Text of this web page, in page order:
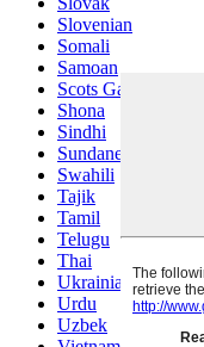
Slovenian
Somali
Samoan
Scots Gaelic
Shona
Sindhi
Sundanese
Swahili
Tajik
Tamil
Telugu
Thai
Ukrainian
Urdu
Uzbek